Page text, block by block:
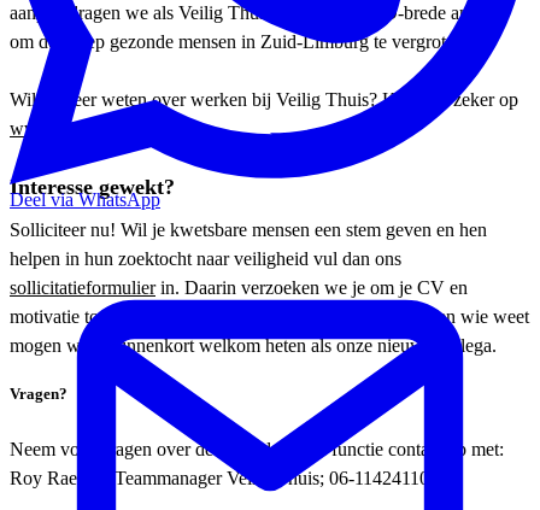
aanpak dragen we als Veilig Thuis bij aan de GGD-brede ambitie
om de groep gezonde mensen in Zuid-Limburg te vergroten.
Wil je meer weten over werken bij Veilig Thuis? Kijk dan zeker op
www.veiligthuiszl.nl
Interesse gewekt?
Solliciteer nu! Wil je kwetsbare mensen een stem geven en hen
helpen in hun zoektocht naar veiligheid vul dan ons
sollicitatieformulierin. Daarin verzoeken we je om je CV en
motivatie toe te voegen. We kijken uit naar je sollicitatie en wie weet
mogen we je binnenkort welkom heten als onze nieuwe collega.
Vragen?
Neem voor vragen over de inhoud van de functie contact op met:
Roy Raeven, Teammanager Veilig Thuis; 06-11424110
Deel via WhatsApp